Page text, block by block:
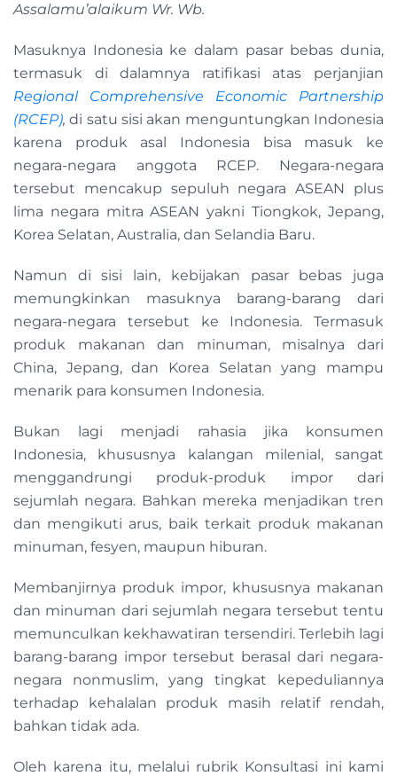
Assalamu’alaikum Wr. Wb.
Masuknya Indonesia ke dalam pasar bebas dunia,
termasuk di dalamnya ratifikasi atas perjanjian
Regional Comprehensive Economic Partnership
(RCEP),di satu sisi akan menguntungkan Indonesia
karena produk asal Indonesia bisa masuk ke
negara-negara anggota RCEP. Negara-negara
tersebut mencakup sepuluh negara ASEAN plus
lima negara mitra ASEAN yakni Tiongkok, Jepang,
Korea Selatan, Australia, dan Selandia Baru.
Namun di sisi lain, kebijakan pasar bebas juga
memungkinkan masuknya barang-barang dari
negara-negara tersebut ke Indonesia. Termasuk
produk makanan dan minuman, misalnya dari
China, Jepang, dan Korea Selatan yang mampu
menarik para konsumen Indonesia.
Bukan lagi menjadi rahasia jika konsumen
Indonesia, khususnya kalangan milenial, sangat
menggandrungi produk-produk impor dari
sejumlah negara. Bahkan mereka menjadikan tren
dan mengikuti arus, baik terkait produk makanan
minuman, fesyen, maupun hiburan.
Membanjirnya produk impor, khususnya makanan
dan minuman dari sejumlah negara tersebut tentu
memunculkan kekhawatiran tersendiri. Terlebih lagi
barang-barang impor tersebut berasal dari negara-
negara nonmuslim, yang tingkat kepeduliannya
terhadap kehalalan produk masih relatif rendah,
bahkan tidak ada.
Oleh karena itu, melalui rubrik Konsultasi ini kami